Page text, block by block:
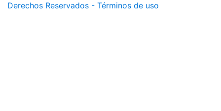
Derechos Reservados - Términos de uso